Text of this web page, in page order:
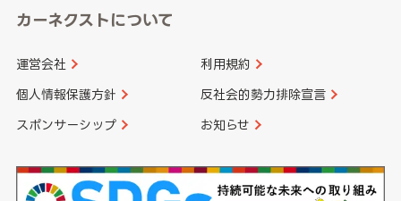
カーネクストについて
運営会社 利用規約
個人情報保護方針 反社会的勢力排除宣言
スポンサーシップ お知らせ